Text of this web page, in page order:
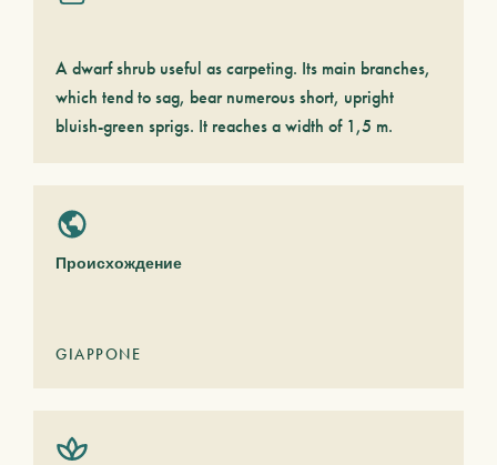
A dwarf shrub useful as carpeting. Its main branches,
which tend to sag, bear numerous short, upright
bluish-green sprigs. It reaches a width of 1,5 m.
Происхождение
GIAPPONE